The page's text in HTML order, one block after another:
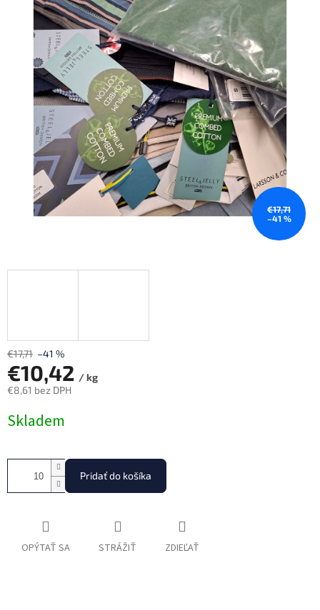
€17,71
–41 %
€17,71 –41 %
€10,42 / kg
€8,61 bez DPH
cena:
Skladem
Pridať do košíka
OPÝTAŤ SA STRÁŽIŤ ZDIEĽAŤ